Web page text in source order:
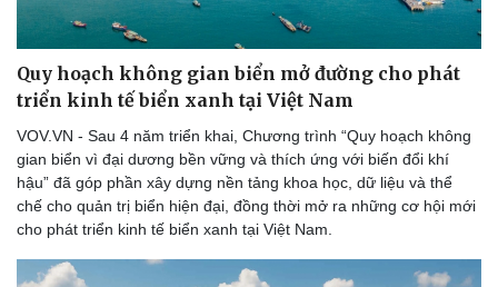
Quy hoạch không gian biển mở đường cho phát
triển kinh tế biển xanh tại Việt Nam
VOV.VN - Sau 4 năm triển khai, Chương trình “Quy hoạch không
gian biển vì đại dương bền vững và thích ứng với biến đổi khí
hậu” đã góp phần xây dựng nền tảng khoa học, dữ liệu và thể
chế cho quản trị biển hiện đại, đồng thời mở ra những cơ hội mới
cho phát triển kinh tế biển xanh tại Việt Nam.